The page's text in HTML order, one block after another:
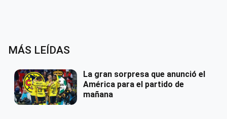
MÁS LEÍDAS
La gran sorpresa que anunció el
América para el partido de
mañana